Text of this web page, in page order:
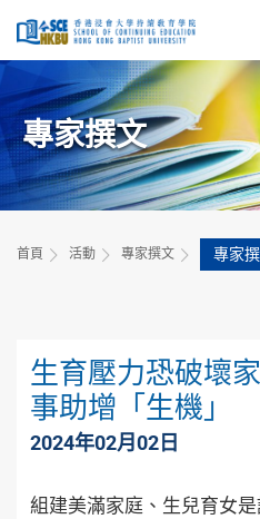
要
內
容
開
始
主
要
內
容
專家撰文
首頁 活動 專家撰文 專家
生育壓力恐破壞
事助增「生機」
2024年02月02日
組建美滿家庭、生兒育女